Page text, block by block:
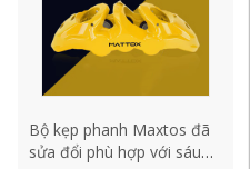
Bộ kẹp phanh Maxtos đã
sửa đổi phù hợp với sáu